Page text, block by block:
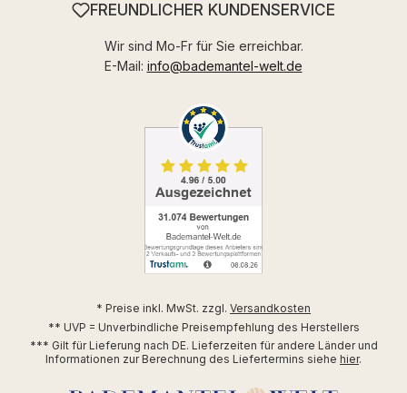
FREUNDLICHER KUNDENSERVICE
Wir sind Mo-Fr für Sie erreichbar.
E-Mail: info@bademantel-welt.de
* Preise inkl. MwSt. zzgl. Versandkosten
** UVP = Unverbindliche Preisempfehlung des Herstellers
*** Gilt für Lieferung nach DE. Lieferzeiten für andere Länder und
Informationen zur Berechnung des Liefertermins siehe hier.